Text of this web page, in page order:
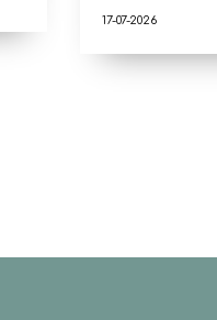
17-07-2026